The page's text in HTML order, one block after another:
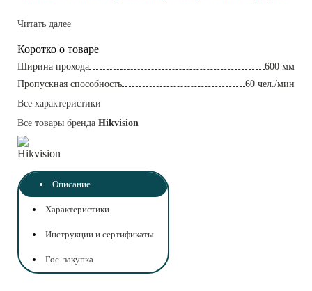
Читать далее
Коротко о товаре
Ширина прохода
600 мм
Пропускная способность
60 чел./мин
Все характеристики
Все товары бренда Hikvision
Описание
Характеристики
Инструкции и сертификаты
Гос. закупка